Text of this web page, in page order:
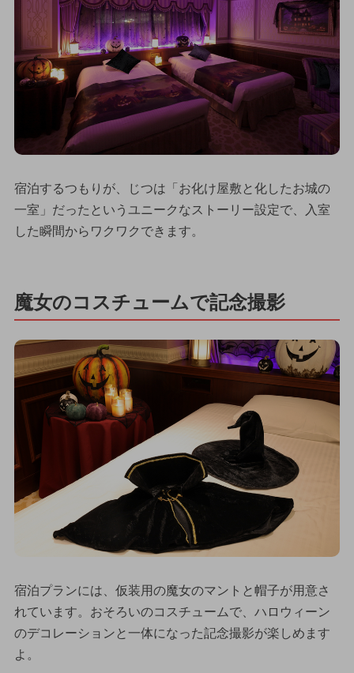
宿泊するつもりが、じつは「お化け屋敷と化したお城の
一室」だったというユニークなストーリー設定で、入室
した瞬間からワクワクできます。
魔女のコスチュームで記念撮影
宿泊プランには、仮装用の魔女のマントと帽子が用意さ
れています。おそろいのコスチュームで、ハロウィーン
のデコレーションと一体になった記念撮影が楽しめます
よ。